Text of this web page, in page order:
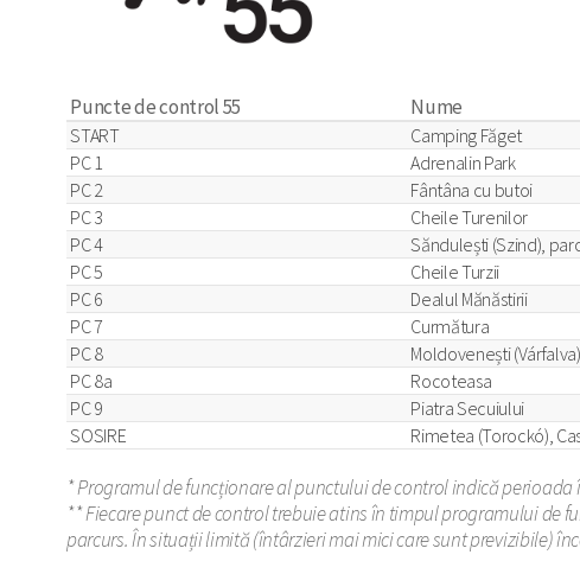
Puncte de control 55 Nume
START Camping Făget
PC 1
Adrenalin Park
PC 2
Fântâna cu butoi
PC 3
Cheile Turenilor
PC 4
Săndulești (Szind),
PC 5
Cheile Turzii
PC 6
Dealul Mănăstirii
PC 7
Curmătura
PC 8
Moldovenești
PC 8a
Rocoteasa
PC 9
Piatra Secuiului
SOSIRE
Rimetea (Torockó),
* Programul de funcționare al punctului de control indică
** Fiecare punct de control trebuie atins în timpul programului de
parcurs. În situații limită (întârzieri mai mici care sunt previzibile)